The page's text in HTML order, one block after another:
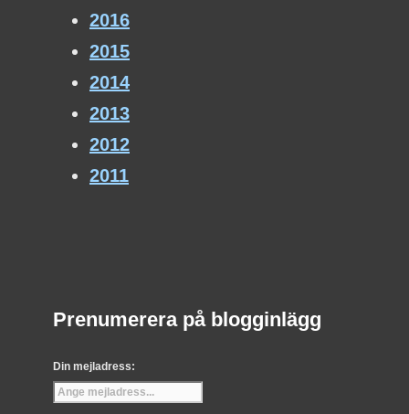
2016
2015
2014
2013
2012
2011
Prenumerera på blogginlägg
Din mejladress: